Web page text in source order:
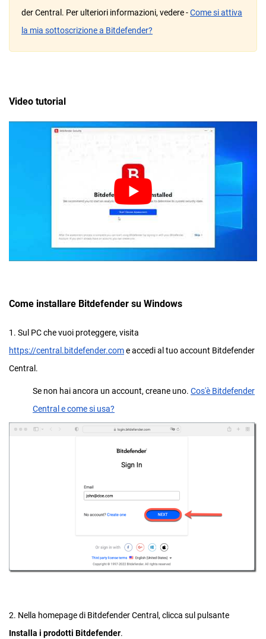
der Central. Per ulteriori informazioni, vedere -Come si attiva
la mia sottoscrizione a Bitdefender?
Video tutorial
Come installare Bitdefender su Windows
1. Sul PC che vuoi proteggere, visita
https://central.bitdefender.come accedi al tuo account Bitdefender
Central.
Se non hai ancora un account, creane uno. Cos'è Bitdefender
Central e come si usa?
2. Nella homepage di Bitdefender Central, clicca sul pulsante
Installa i prodotti Bitdefender.